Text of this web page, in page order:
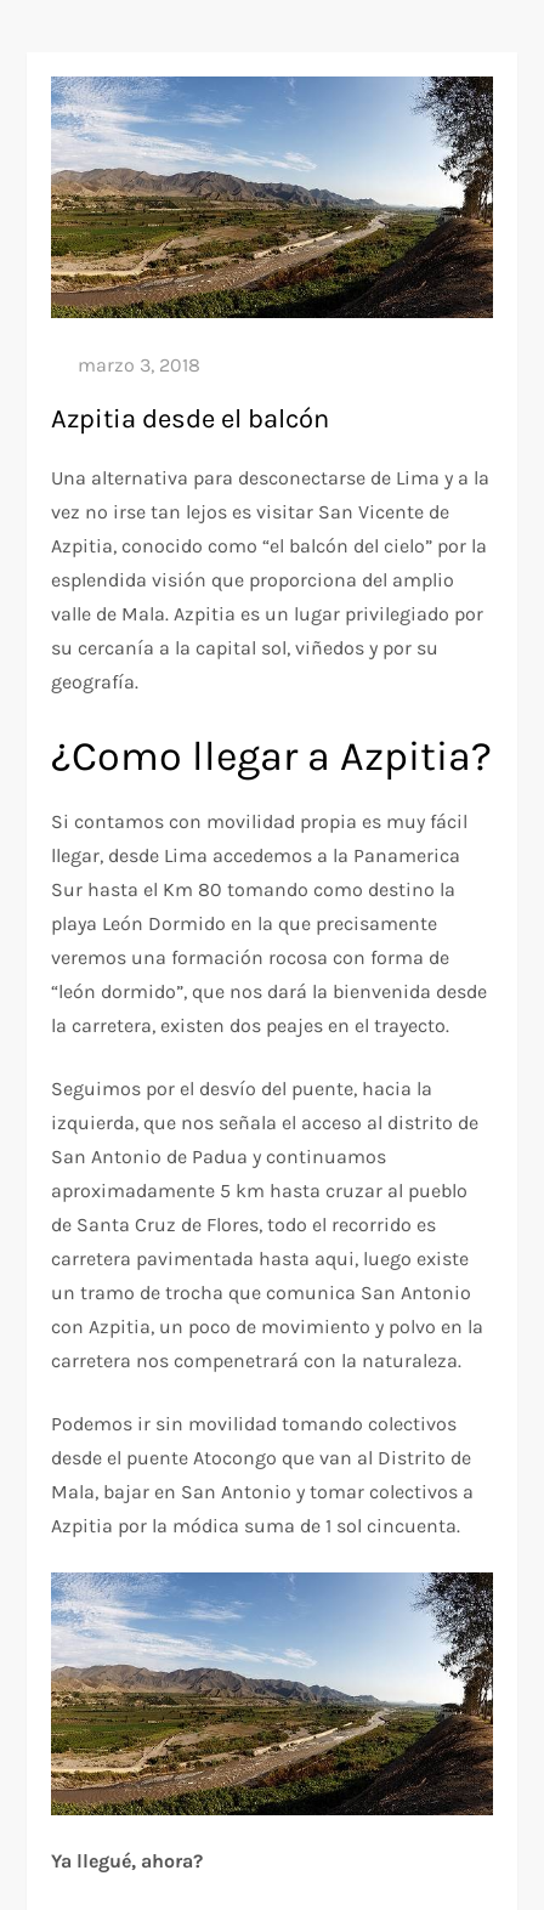
Azpitia desde el balcón
Una alternativa para desconectarse de Lima y a la
vez no irse tan lejos es visitar San Vicente de
Azpitia, conocido como “el balcón del cielo” por la
esplendida visión que proporciona del amplio
valle de Mala. Azpitia es un lugar privilegiado por
su cercanía a la capital sol, viñedos y por su
geografía.
¿Como llegar a Azpitia?
Si contamos con movilidad propia es muy fácil
llegar, desde Lima accedemos a la Panamerica
Sur hasta el Km 80 tomando como destino la
playa León Dormido en la que precisamente
veremos una formación rocosa con forma de
“león dormido”, que nos dará la bienvenida desde
la carretera, existen dos peajes en el trayecto.
Seguimos por el desvío del puente, hacia la
izquierda, que nos señala el acceso al distrito de
San Antonio de Padua y continuamos
aproximadamente 5 km hasta cruzar al pueblo
de Santa Cruz de Flores, todo el recorrido es
carretera pavimentada hasta aqui, luego existe
un tramo de trocha que comunica San Antonio
con Azpitia, un poco de movimiento y polvo en la
carretera nos compenetrará con la naturaleza.
Podemos ir sin movilidad tomando colectivos
desde el puente Atocongo que van al Distrito de
Mala, bajar en San Antonio y tomar colectivos a
Azpitia por la módica suma de 1 sol cincuenta.
Ya llegué, ahora?